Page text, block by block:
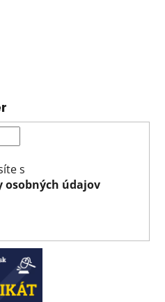
s
osobných údajov